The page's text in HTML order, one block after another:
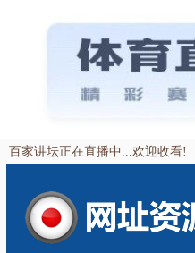
百家讲坛正在直播中...欢迎收看!